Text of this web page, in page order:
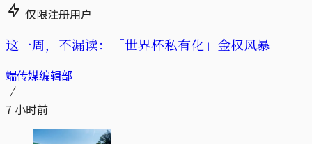
仅限注册用户
这一周，不漏读：「世界杯私有化」金权风暴
端传媒编辑部
7 小时前